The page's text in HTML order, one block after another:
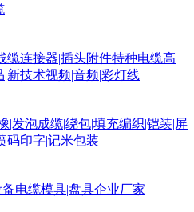
缆连接器|插头附件特种电缆高
|新技术视频|音频|彩灯线
|发泡成缆|绕包|填充编织|铠装|屏
码印字|记米包装
电缆模具|盘具企业厂家